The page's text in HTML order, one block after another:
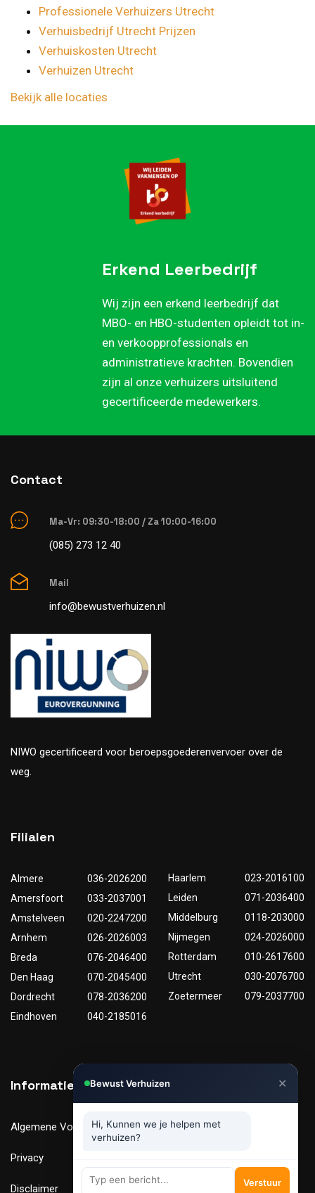
Professionele Verhuizers Utrecht
Verhuisbedrijf Utrecht Prijzen
Verhuiskosten Utrecht
Verhuizen Utrecht
Bekijk alle locaties
Erkend Leerbedrijf
Wij zijn een erkend leerbedrijf dat
MBO- en HBO-studenten opleidt tot in-
en verkoopprofessionals en
administratieve krachten. Bovendien
zijn al onze verhuizers uitsluitend
gecertificeerde medewerkers.
Contact
Ma-Vr: 09:30-18:00 / Za 10:00-16:00
(085) 273 12 40
Mail
info@bewustverhuizen.nl
NIWO gecertificeerd voor beroepsgoederenvervoer over de
weg.
Filialen
Almere
036-2026200
Amersfoort
033-2037001
Amstelveen
020-2247200
Arnhem
026-2026003
Breda
076-2046400
Den Haag
070-2045400
Dordrecht
078-2036200
Eindhoven
040-2185016
Haarlem
023-2016100
Leiden
071-2036400
Middelburg
0118-203000
Nijmegen
024-2026000
Rotterdam
010-2617600
Utrecht
030-2076700
Zoetermeer
079-2037700
Informatie
Algemene Voorwaarden
Privacy
Disclaimer
Nuttige links
Tarieven
Bewust Verhuizen ✕
Hi, Kunnen we je helpen met
verhuizen?
Verstuur